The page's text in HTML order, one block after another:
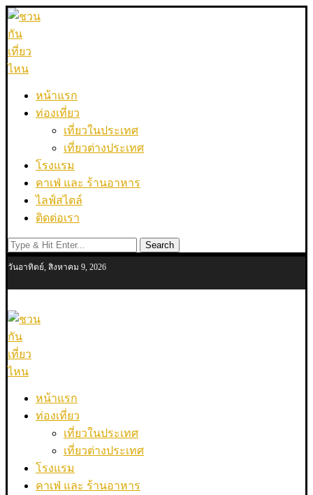
หน้าแรก
ท่องเที่ยว
เที่ยวในประเทศ
เที่ยวต่างประเทศ
โรงแรม
คาเฟ่ และ ร้านอาหาร
ไลฟ์สไตล์
ติดต่อเรา
Search
วันอาทิตย์, สิงหาคม 9, 2026
หน้าแรก
ท่องเที่ยว
เที่ยวในประเทศ
เที่ยวต่างประเทศ
โรงแรม
คาเฟ่ และ ร้านอาหาร